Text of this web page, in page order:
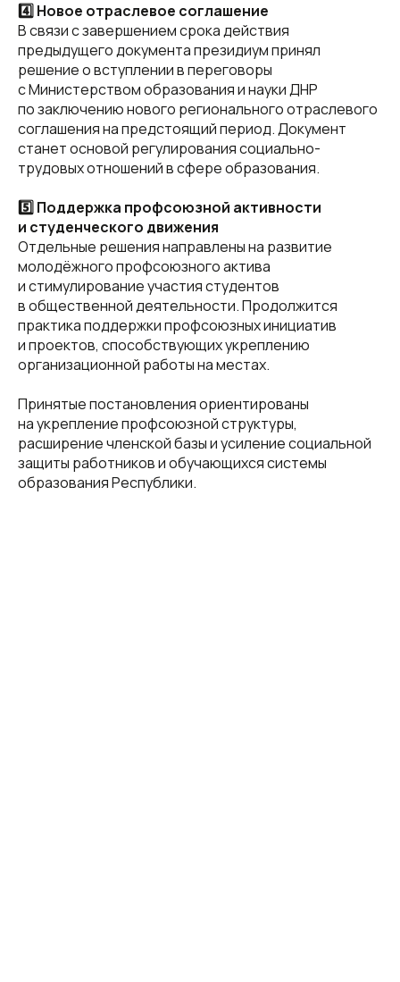
4️⃣ Новое отраслевое соглашение
В связи с завершением срока действия
предыдущего документа президиум принял
решение о вступлении в переговоры
с Министерством образования и науки ДНР
по заключению нового регионального отраслевого
соглашения на предстоящий период. Документ
станет основой регулирования социально-
трудовых отношений в сфере образования.
5️⃣ Поддержка профсоюзной активности
и студенческого движения
Отдельные решения направлены на развитие
молодёжного профсоюзного актива
и стимулирование участия студентов
в общественной деятельности. Продолжится
практика поддержки профсоюзных инициатив
и проектов, способствующих укреплению
организационной работы на местах.
Принятые постановления ориентированы
на укрепление профсоюзной структуры,
расширение членской базы и усиление социальной
защиты работников и обучающихся системы
образования Республики.